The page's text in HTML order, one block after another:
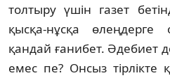
толтыру үшiн газет
қысқа-нұсқа
қандай ғанибет. Әдебиет
емес пе? Онсыз тiрлiкте